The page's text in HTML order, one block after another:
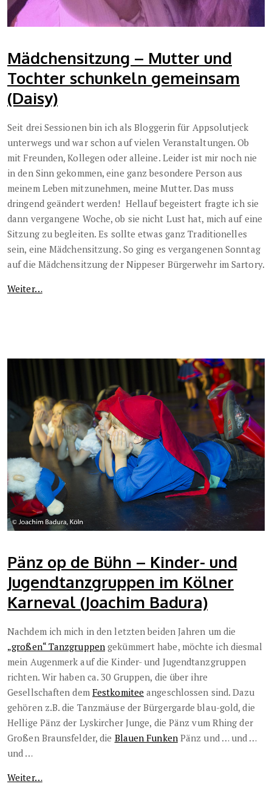
Mädchensitzung – Mutter und
Tochter schunkeln gemeinsam
(Daisy)
Seit drei Sessionen bin ich als Bloggerin für Appsolutjeck
unterwegs und war schon auf vielen Veranstaltungen. Ob
mit Freunden, Kollegen oder alleine. Leider ist mir noch nie
in den Sinn gekommen, eine ganz besondere Person aus
meinem Leben mitzunehmen, meine Mutter. Das muss
dringend geändert werden! Hellauf begeistert fragte ich sie
dann vergangene Woche, ob sie nicht Lust hat, mich auf eine
Sitzung zu begleiten. Es sollte etwas ganz Traditionelles
sein, eine Mädchensitzung. So ging es vergangenen Sonntag
auf die Mädchensitzung der Nippeser Bürgerwehr im Sartory.
Weiter…
Pänz op de Bühn – Kinder- und
Jugendtanzgruppen im Kölner
Karneval (Joachim Badura)
Nachdem ich mich in den letzten beiden Jahren um die
„großen“ Tanzgruppen gekümmert habe, möchte ich diesmal
mein Augenmerk auf die Kinder- und Jugendtanzgruppen
richten. Wir haben ca. 30 Gruppen, die über ihre
Gesellschaften dem Festkomitee angeschlossen sind. Dazu
gehören z.B. die Tanzmäuse der Bürgergarde blau-gold, die
Hellige Pänz der Lyskircher Junge, die Pänz vum Rhing der
Großen Braunsfelder, die Blauen FunkenPänz und … und …
und …
Weiter…